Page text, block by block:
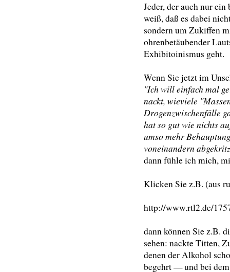
Jeder, der auch nur
weiß, daß es dabei
sondern um Zukiffen
ohrenbetäubender
Exhibitoinismus geht.
Wenn Sie jetzt im
"Ich will einfach mal
nackt, wieviele
Drogenzwischenfälle
hat so gut wie nichts
umso mehr
voneinandern
dann fühle ich mich,
Klicken Sie z.B. (aus
http://www.rtl2.de/
dann können Sie z.B.
sehen: nackte Titten,
denen der Alkohol
begehrt — und bei